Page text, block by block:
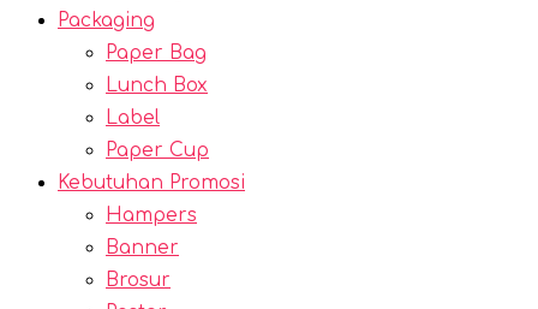
Packaging
Paper Bag
Lunch Box
Label
Paper Cup
Kebutuhan Promosi
Hampers
Banner
Brosur